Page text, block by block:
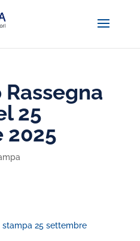
25
2025
stampa 25 settembre